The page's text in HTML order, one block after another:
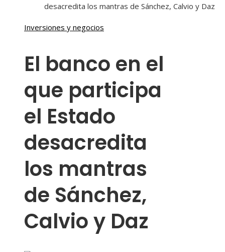
Inversiones y negocios
El banco en el
que participa
el Estado
desacredita
los mantras
de Sánchez,
Calvio y Daz